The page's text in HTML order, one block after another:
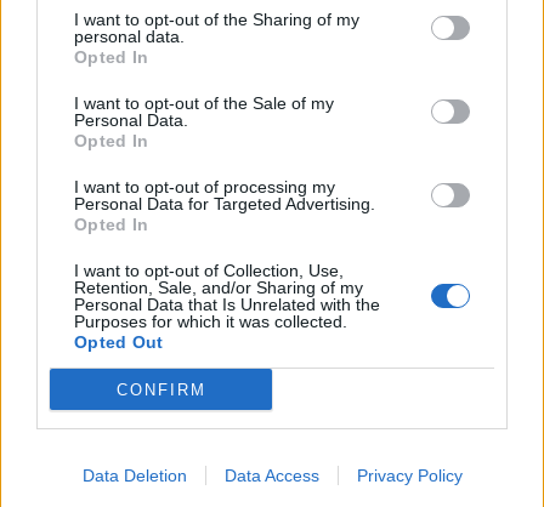
I want to opt-out of the Sharing of my
personal data.
Opted In
I want to opt-out of the Sale of my
Personal Data.
Opted In
I want to opt-out of processing my
Personal Data for Targeted Advertising.
Opted In
I want to opt-out of Collection, Use,
Retention, Sale, and/or Sharing of my
Personal Data that Is Unrelated with the
Purposes for which it was collected.
Opted Out
CONFIRM
Data Deletion Data Access Privacy Policy
Actus Info
Aston Martin au bord du gouffre : crise
financière et bataille juridique imminente